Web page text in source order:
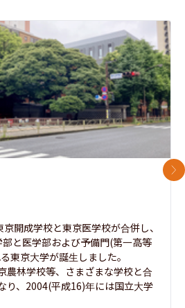
開成学校と東京医学校が合併し、
と医学部および予備門(第一高等
東京大学が誕生しました。
農林学校等、さまざまな学校と合
り、2004(平成16)年には国立大学
次